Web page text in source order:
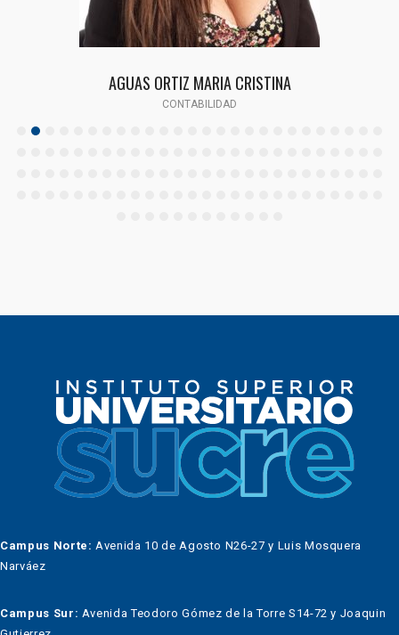
AGUAS ORTIZ MARIA CRISTINA
CONTABILIDAD
Campus Norte: Avenida 10 de Agosto N26-27 y Luis Mosquera
Narváez
Campus Sur: Avenida Teodoro Gómez de la Torre S14-72 y Joaquin